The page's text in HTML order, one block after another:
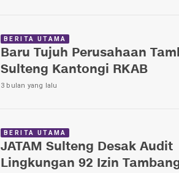
BERITA UTAMA
Baru Tujuh Perusahaan
Sulteng Kantongi RKAB
3 bulan yang lalu
BERITA UTAMA
JATAM Sulteng Desak Audit
Lingkungan 92 Izin